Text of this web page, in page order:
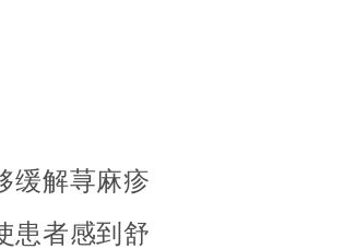
缓解荨麻疹
患者感到舒